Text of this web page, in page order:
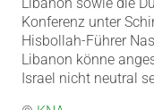
Konferenz unter
Hisbollah-Führer
Libanon könne
Israel nicht neutral